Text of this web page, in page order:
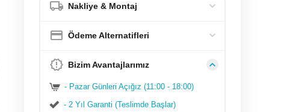
Nakliye & Montaj
Ödeme Alternatifleri
Bizim Avantajlarımız
- Pazar Günleri Açığız (11:00 - 18:00)
- 2 Yıl Garanti (Teslimde Başlar)